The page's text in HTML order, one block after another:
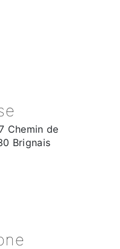
Chemin de
Brignais